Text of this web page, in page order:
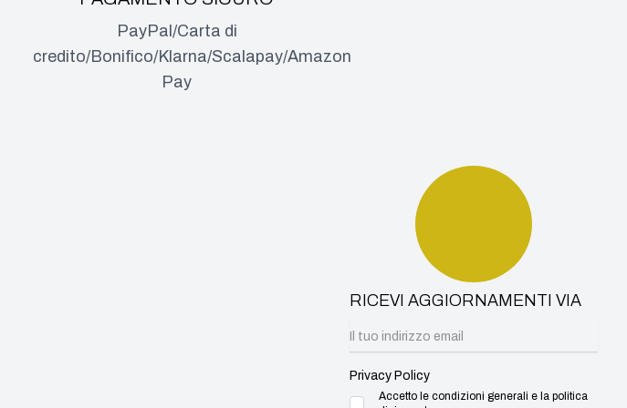
PayPal/Carta di
credito/Bonifico/Klarna/Scalapay/Amazon
Pay
RICEVI AGGIORNAMENTI VIA
Privacy Policy
Accetto le condizioni generali e la politica